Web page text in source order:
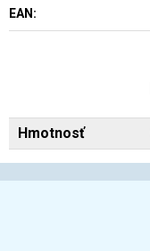
EAN:
Hmotnosť